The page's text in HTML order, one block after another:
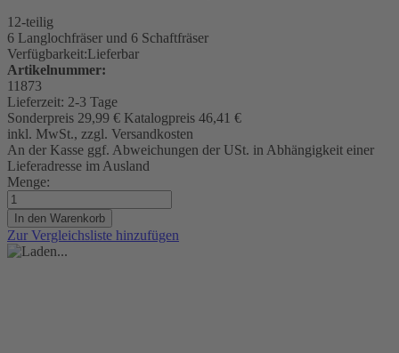
12-teilig
6 Langlochfräser und 6 Schaftfräser
Verfügbarkeit:Lieferbar
Artikelnummer:
11873
Lieferzeit: 2-3 Tage
Sonderpreis 29,99 € Katalogpreis 46,41 €
inkl. MwSt., zzgl. Versandkosten
An der Kasse ggf. Abweichungen der USt. in Abhängigkeit einer
Lieferadresse im Ausland
Menge:
In den Warenkorb
Zur Vergleichsliste hinzufügen